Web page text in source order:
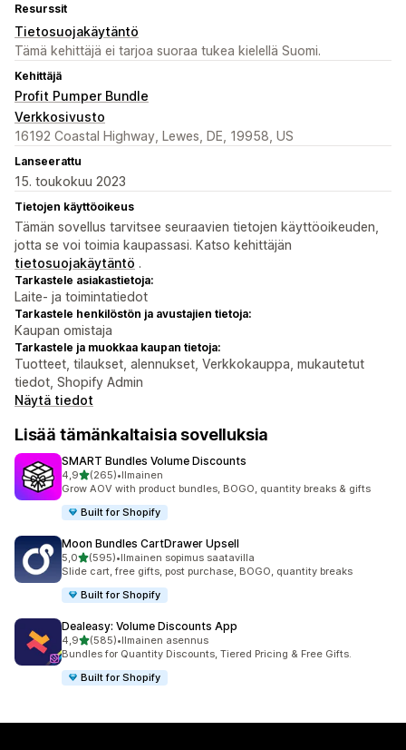
Resurssit
Tietosuojakäytäntö
Tämä kehittäjä ei tarjoa suoraa tukea kielellä Suomi.
Kehittäjä
Profit Pumper Bundle
Verkkosivusto
16192 Coastal Highway, Lewes, DE, 19958, US
Lanseerattu
15. toukokuu 2023
Tietojen käyttöoikeus
Tämän sovellus tarvitsee seuraavien tietojen käyttöoikeuden,
jotta se voi toimia kaupassasi. Katso kehittäjän
tietosuojakäytäntö .
Tarkastele asiakastietoja:
Laite- ja toimintatiedot
Tarkastele henkilöstön ja avustajien tietoja:
Kaupan omistaja
Tarkastele ja muokkaa kaupan tietoja:
Tuotteet, tilaukset, alennukset, Verkkokauppa, mukautetut
tiedot, Shopify Admin
Näytä tiedot
Lisää tämänkaltaisia sovelluksia
SMART Bundles Volume Discounts
4,9/ 5 tähteä
(265)
265 arvostelua yhteensä
•Ilmainen
Grow AOV with product bundles, BOGO, quantity breaks & gifts
Built for Shopify
Moon Bundles CartDrawer Upsell
5,0/ 5 tähteä
(595)
595 arvostelua yhteensä
•Ilmainen sopimus saatavilla
Slide cart, free gifts, post purchase, BOGO, quantity breaks
Built for Shopify
Dealeasy: Volume Discounts App
4,9/ 5 tähteä
(585)
585 arvostelua yhteensä
•Ilmainen asennus
Bundles for Quantity Discounts, Tiered Pricing & Free Gifts.
Built for Shopify